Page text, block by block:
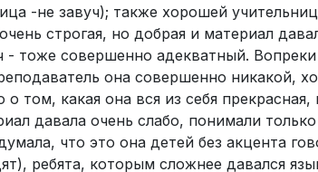
-не завуч); также хорошей
строгая, но добрая и материал
тоже совершенно адекватный.
она совершенно никакой,
том, какая она вся из себя прекрасная,
давала очень слабо, понимали
что это она детей без акцента
ребята, которым сложнее давался